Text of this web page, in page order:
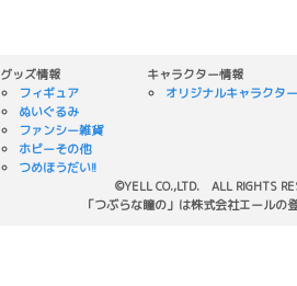
グッズ情報
フィギュア
ぬいぐるみ
ファンシー雑貨
ホビーその他
つめほうだい!!
キャラクター情報
オリジナルキャラクター
©YELL CO.,LTD. ALL RIGHTS
「つぶらな瞳の」は株式会社エールの